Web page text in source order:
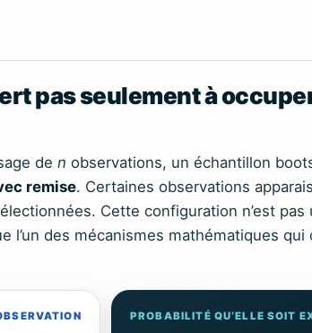
pas seulement à
de n observations, un échantillon
remise. Certaines observations
Cette configuration n’est pas
l’un des mécanismes mathématiques qui
PROBABILITÉ QU’ELLE SOIT